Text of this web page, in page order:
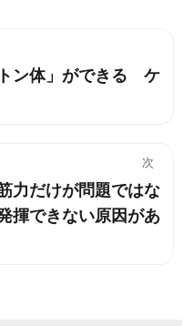
ン体」ができる ケ
次
力だけが問題ではな
できない原因があ